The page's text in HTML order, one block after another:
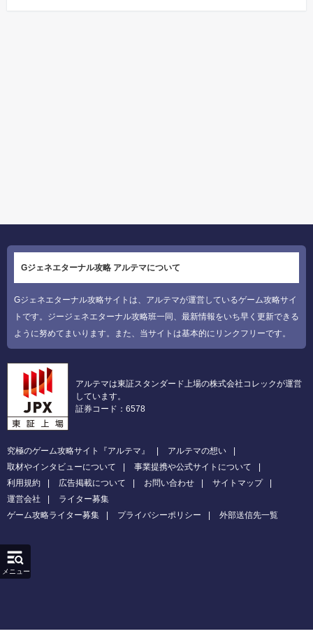
Gジェネエターナル攻略 アルテマについて
Gジェネエターナル攻略サイトは、アルテマが運営しているゲーム攻略サイ
トです。ジージェネエターナル攻略班一同、最新情報をいち早く更新できる
ように努めてまいります。また、当サイトは基本的にリンクフリーです。
アルテマは東証スタンダード上場の株式会社コレックが運営
しています。
証券コード：6578
究極のゲーム攻略サイト『アルテマ』
アルテマの想い
取材やインタビューについて
事業提携や公式サイトについて
利用規約
広告掲載について お問い合わせ
サイトマップ
運営会社
ライター募集
ゲーム攻略ライター募集
プライバシーポリシー 外部送信先一覧
メニュー